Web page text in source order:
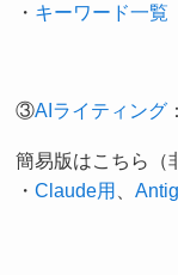
・ キーワード一覧
③AIライティング
簡易版はこちら（
・Claude用